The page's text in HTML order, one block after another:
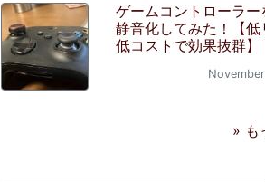
ゲームコントローラー
静音化してみた！【低
低コストで効果抜群】
» も